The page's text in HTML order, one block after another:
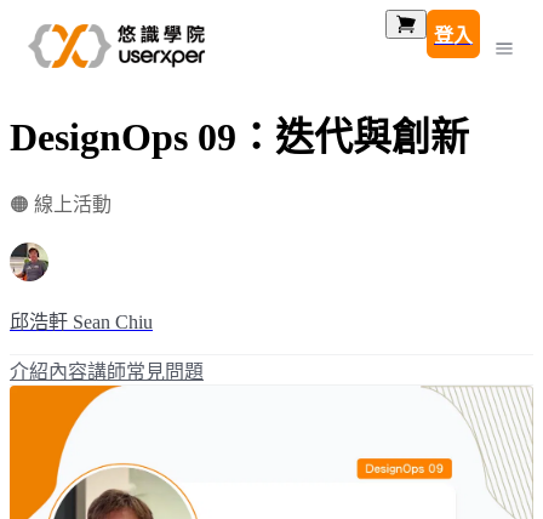
登入
DesignOps 09：迭代與創新
🟠 線上活動
邱浩軒 Sean Chiu
介紹內容講師常見問題